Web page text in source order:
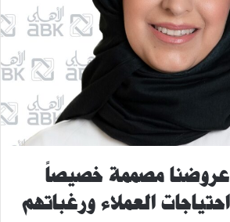
مصممة خصيصاً
العملاء ورغباتهم